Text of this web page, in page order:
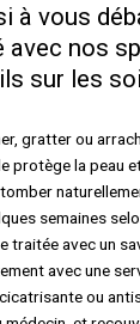
à vous
avec nos
sur les
gratter ou
protège la peau
semaines
traitée avec un
avec une
ou